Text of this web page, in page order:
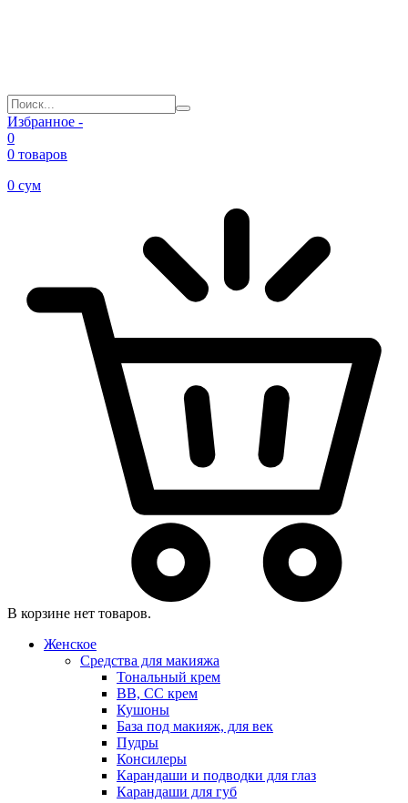
Избранное -
0
0 товаров
0 сум
В корзине нет товаров.
Женское
Средства для макияжа
Тональный крем
BB, CC крем
Кушоны
База под макияж, для век
Пудры
Консилеры
Карандаши и подводки для глаз
Карандаши для губ